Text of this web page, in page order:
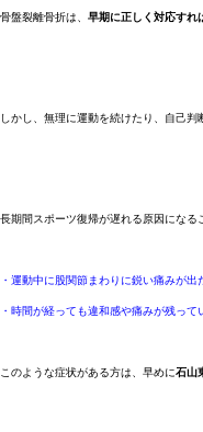
骨盤裂離骨折は、 早期に正しく対応すれ
しかし、無理に運動を続けたり、自己判
長期間スポーツ復帰が遅れる原因になる
・運動中に股関節まわりに鋭い痛みが出
・時間が経っても違和感や痛みが残って
このような症状がある方は、早めに石山